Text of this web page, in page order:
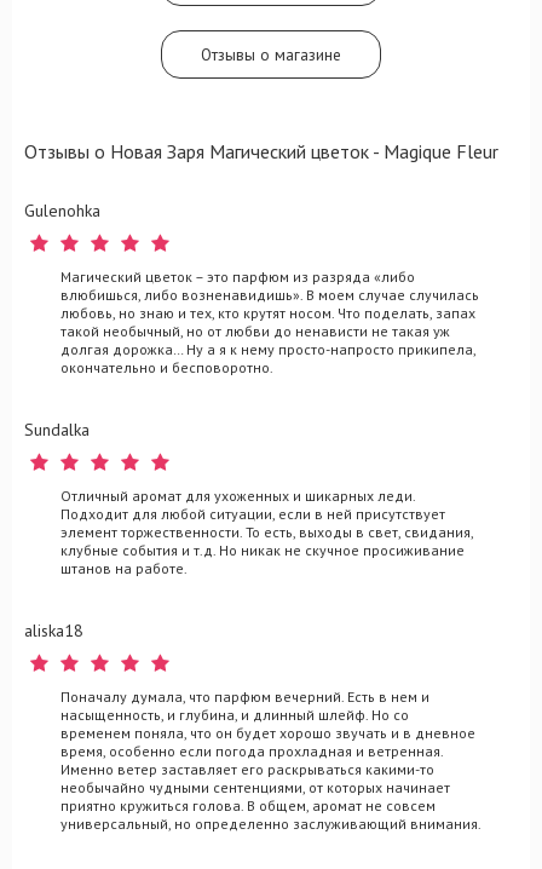
Отзывы о магазине
Отзывы о Новая Заря Магический цветок - Magique Fleur
Gulenohka
Магический цветок – это парфюм из разряда «либо
влюбишься, либо возненавидишь». В моем случае случилась
любовь, но знаю и тех, кто крутят носом. Что поделать, запах
такой необычный, но от любви до ненависти не такая уж
долгая дорожка… Ну а я к нему просто-напросто прикипела,
окончательно и бесповоротно.
Sundalka
Отличный аромат для ухоженных и шикарных леди.
Подходит для любой ситуации, если в ней присутствует
элемент торжественности. То есть, выходы в свет, свидания,
клубные события и т.д. Но никак не скучное просиживание
штанов на работе.
aliska18
Поначалу думала, что парфюм вечерний. Есть в нем и
насыщенность, и глубина, и длинный шлейф. Но со
временем поняла, что он будет хорошо звучать и в дневное
время, особенно если погода прохладная и ветренная.
Именно ветер заставляет его раскрываться какими-то
необычайно чудными сентенциями, от которых начинает
приятно кружиться голова. В общем, аромат не совсем
универсальный, но определенно заслуживающий внимания.